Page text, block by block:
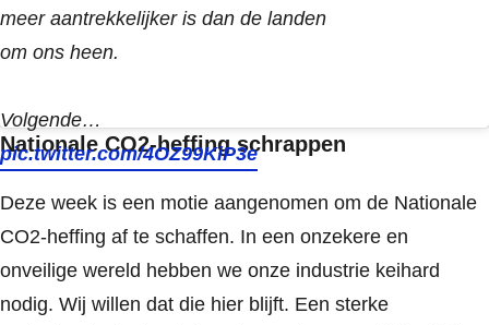
meer aantrekkelijker is dan de landen
om ons heen.
Volgende…
pic.twitter.com/4OZ99KiP3e
Nationale CO2-heffing schrappen
Deze week is een motie aangenomen om de Nationale
CO2-heffing af te schaffen. In een onzekere en
onveilige wereld hebben we onze industrie keihard
nodig. Wij willen dat die hier blijft. Een sterke